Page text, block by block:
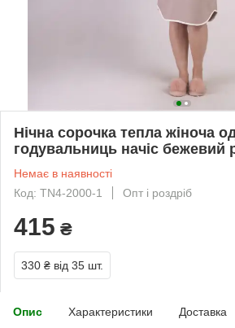
Нічна сорочка тепла жіноча
годувальниць начіс бежевий
Немає в наявності
Код: TN4-2000-1
Опт і роздріб
415 ₴
330 ₴ від 35 шт.
Опис Характеристики Доставка